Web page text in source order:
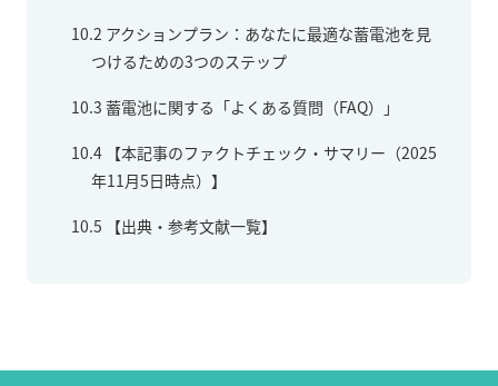
10.2 アクションプラン：あなたに最適な蓄電池を見
つけるための3つのステップ
10.3 蓄電池に関する「よくある質問（FAQ）」
10.4 【本記事のファクトチェック・サマリー（2025
年11月5日時点）】
10.5 【出典・参考文献一覧】